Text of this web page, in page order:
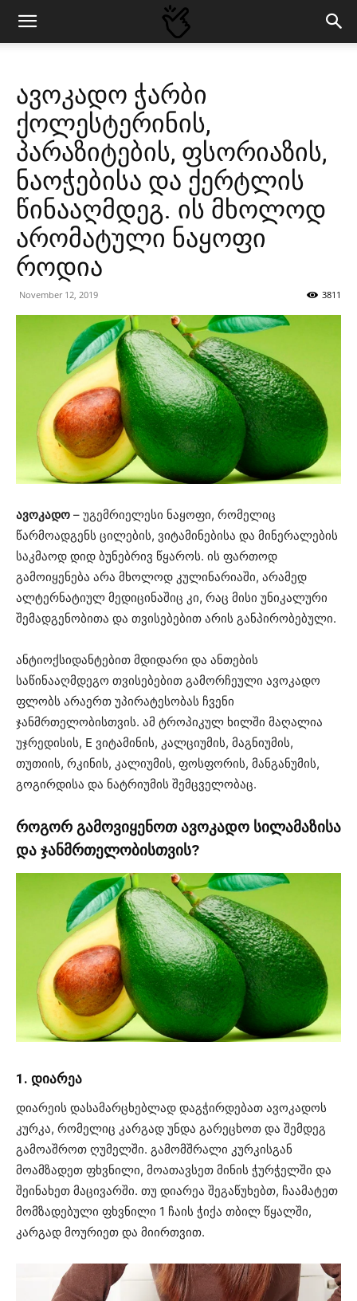
ავოკადო ჭარბი
ქოლესტერინის,
პარაზიტების, ფსორიაზის,
ნაოჭებისა და ქერტლის
წინააღმდეგ. ის მხოლოდ
არომატული ნაყოფი
როდია
November 12, 2019 3811
ავოკადო – უგემრიელესი ნაყოფი, რომელიც
წარმოადგენს ცილების, ვიტამინებისა და მინერალების
საკმაოდ დიდ ბუნებრივ წყაროს. ის ფართოდ
გამოიყენება არა მხოლოდ კულინარიაში, არამედ
ალტერნატიულ მედიცინაშიც კი, რაც მისი უნიკალური
შემადგენობითა და თვისებებით არის განპირობებული.
ანტიოქსიდანტებით მდიდარი და ანთების
საწინააღმდეგო თვისებებით გამორჩეული ავოკადო
ფლობს არაერთ უპირატესობას ჩვენი
ჯანმრთელობისთვის. ამ ტროპიკულ ხილში მაღალია
უჯრედისის, E ვიტამინის, კალციუმის, მაგნიუმის,
თუთიის, რკინის, კალიუმის, ფოსფორის, მანგანუმის,
გოგირდისა და ნატრიუმის შემცველობაც.
როგორ გამოვიყენოთ ავოკადო სილამაზისა
და ჯანმრთელობისთვის?
1. დიარეა
დიარეის დასამარცხებლად დაგჭირდებათ ავოკადოს
კურკა, რომელიც კარგად უნდა გარეცხოთ და შემდეგ
გამოაშროთ ღუმელში. გამომშრალი კურკისგან
მოამზადეთ ფხვნილი, მოათავსეთ მინის ჭურჭელში და
შეინახეთ მაცივარში. თუ დიარეა შეგაწუხებთ, ჩაამატეთ
მომზადებული ფხვნილი 1 ჩაის ჭიქა თბილ წყალში,
კარგად მოურიეთ და მიირთვით.